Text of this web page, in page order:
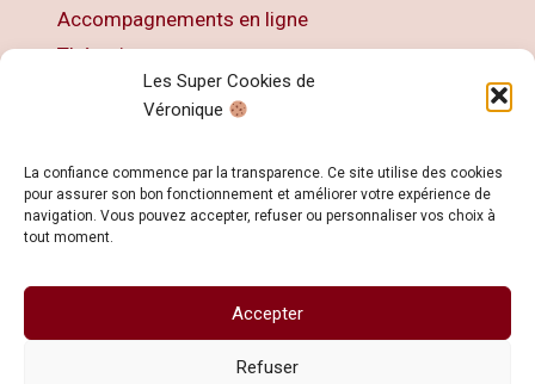
Les Super Cookies de
Véronique
La confiance commence par la transparence. Ce site utilise des cookies
pour assurer son bon fonctionnement et améliorer votre expérience de
navigation. Vous pouvez accepter, refuser ou personnaliser vos choix à
tout moment.
Accepter
Refuser
Accompagnements en ligne
Thérapies
Contact
© 2026 Veronique KOHN - Développé avec ♥